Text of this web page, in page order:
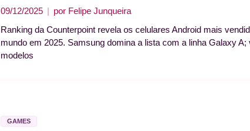
09/12/2025 por Felipe Junqueira
Ranking da Counterpoint revela os celulares Android mais
mundo em 2025. Samsung domina a lista com a linha Galaxy A;
modelos
GAMES